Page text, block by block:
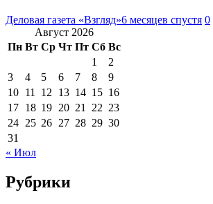
Деловая газета «Взгляд»6 месяцев спустя 0
Август 2026
Пн Вт Ср Чт Пт Сб Вс
1
2
3
4 5 6 7 8
9
10 11 12 13 14 15 16
17 18 19 20 21 22 23
24 25 26 27 28 29 30
31
« Июл
Рубрики